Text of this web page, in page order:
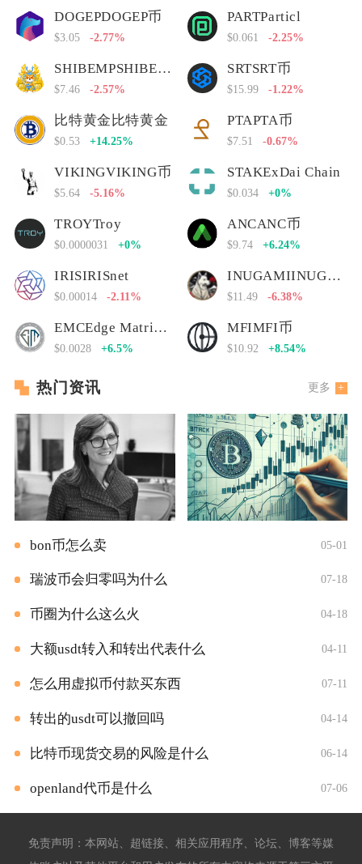
DOGEPDOGEP币
$3.05 -2.77%
PARTParticl
$0.061 -2.25%
SHIBEMPSHIBEMP币
$7.46 -2.57%
SRTSRT币
$15.99 -1.22%
比特黄金比特黄金
$0.53 +14.25%
PTAPTA币
$7.51 -0.67%
VIKINGVIKING币
$5.64 -5.16%
STAKExDai Chain
$0.034 +0%
TROYTroy
$0.0000031 +0%
ANCANC币
$9.74 +6.24%
IRISIRISnet
$0.00014 -2.11%
INUGAMIINUGAMI币
$11.49 -6.38%
EMCEdge Matrix Chain
$0.0028 +6.5%
MFIMFI币
$10.92 +8.54%
热门资讯 更多
bon币怎么卖 05-01
瑞波币会归零吗为什么 07-18
币圈为什么这么火 04-18
大额usdt转入和转出代表什么 04-11
怎么用虚拟币付款买东西 07-11
转出的usdt可以撤回吗 04-14
比特币现货交易的风险是什么 06-14
openland代币是什么 07-06
免责声明：本网站、超链接、相关应用程序、论坛、博客等媒